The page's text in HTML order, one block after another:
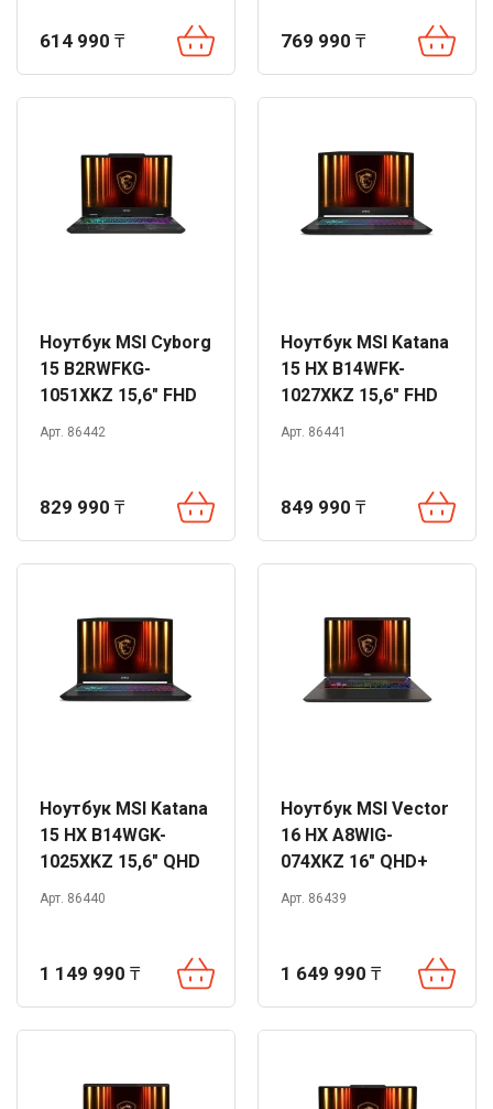
614 990 ₸ 769 990 ₸
Ноутбук MSI Cyborg
15 B2RWFKG-
1051XKZ 15,6" FHD
144Hz Core 7 240H
Арт. 86442
829 990 ₸
Ноутбук MSI Katana
15 HX B14WFK-
1027XKZ 15,6" FHD
144Hz i5-14450HX
Арт. 86441
849 990 ₸
Ноутбук MSI Katana
15 HX B14WGK-
1025XKZ 15,6" QHD
165Hz i9-14900HX
Арт. 86440
1 149 990 ₸
Ноутбук MSI Vector
16 HX A8WIG-
074XKZ 16" QHD+
240Hz Ryzen 9
Арт. 86439
1 649 990 ₸